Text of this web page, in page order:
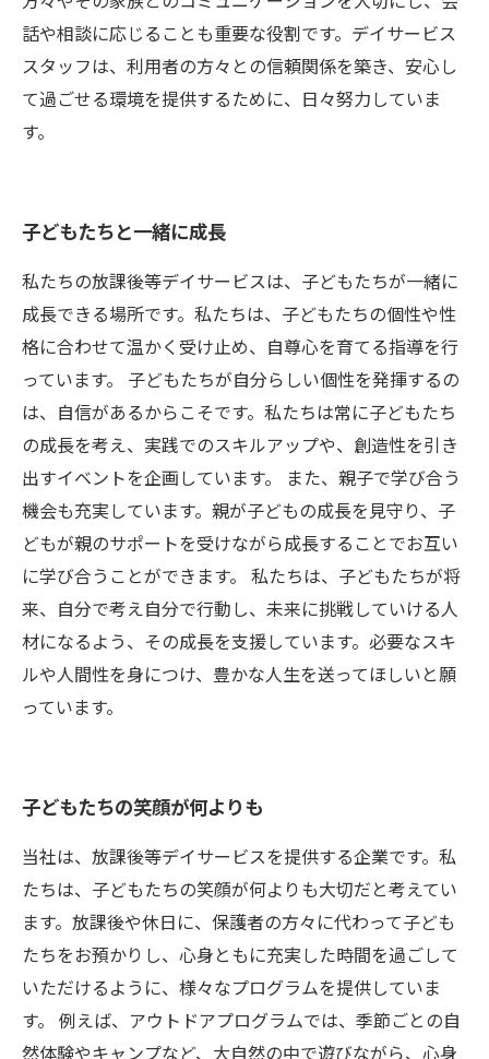
話や相談に応じることも重要な役割です。デイサービス
スタッフは、利用者の方々との信頼関係を築き、安心し
て過ごせる環境を提供するために、日々努力していま
す。
子どもたちと一緒に成長
私たちの放課後等デイサービスは、子どもたちが一緒に
成長できる場所です。私たちは、子どもたちの個性や性
格に合わせて温かく受け止め、自尊心を育てる指導を行
っています。 子どもたちが自分らしい個性を発揮するの
は、自信があるからこそです。私たちは常に子どもたち
の成長を考え、実践でのスキルアップや、創造性を引き
出すイベントを企画しています。 また、親子で学び合う
機会も充実しています。親が子どもの成長を見守り、子
どもが親のサポートを受けながら成長することでお互い
に学び合うことができます。 私たちは、子どもたちが将
来、自分で考え自分で行動し、未来に挑戦していける人
材になるよう、その成長を支援しています。必要なスキ
ルや人間性を身につけ、豊かな人生を送ってほしいと願
っています。
子どもたちの笑顔が何よりも
当社は、放課後等デイサービスを提供する企業です。私
たちは、子どもたちの笑顔が何よりも大切だと考えてい
ます。放課後や休日に、保護者の方々に代わって子ども
たちをお預かりし、心身ともに充実した時間を過ごして
いただけるように、様々なプログラムを提供していま
す。 例えば、アウトドアプログラムでは、季節ごとの自